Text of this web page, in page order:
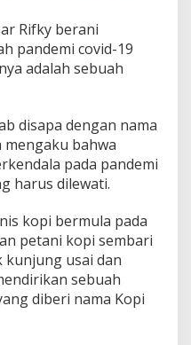
Rifky berani
pandemi covid-19
adalah sebuah
disapa dengan nama
mengaku bahwa
pada pandemi
harus dilewati.
kopi bermula pada
petani kopi sembari
usai dan
sebuah
diberi nama Kopi